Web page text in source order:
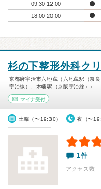
09:30-12:00
18:00-20:00
杉の下整形外科ク
京都府宇治市六地蔵（六地蔵駅（奈
宇治線）、木幡駅（京阪宇治線））
マイナ受付
土曜（〜19:30） 夜（〜
1件
アクセス数